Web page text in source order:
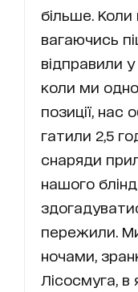
більше.
вагаючись
відправили
коли ми
позиції, нас
гатили 2,5
снаряди
нашого
пережили.
ночами,
Лісосмуга, в